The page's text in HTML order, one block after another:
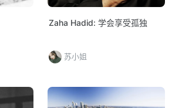
Zaha Hadid: 学会享受孤独
苏小姐